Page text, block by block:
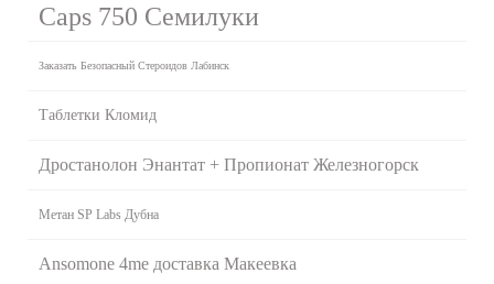
Caps 750 Семилуки
Заказать Безопасный Стероидов Лабинск
Таблетки Кломид
Дростанолон Энантат + Пропионат Железногорск
Метан SP Labs Дубна
Ansomone 4me доставка Макеевка